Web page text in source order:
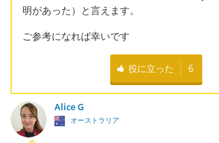
明があった）と言えます。
ご参考になれば幸いです
役に立った 6
Alice G
オーストラリア